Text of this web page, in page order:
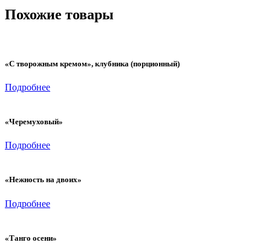
Похожие товары
«С творожным кремом», клубника (порционный)
Подробнее
«Черемуховый»
Подробнее
«Нежность на двоих»
Подробнее
«Танго осени»